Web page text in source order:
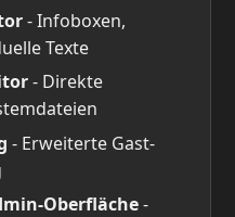
- Infoboxen,
Texte
- Direkte
- Erweiterte Gast-
Oberfläche-